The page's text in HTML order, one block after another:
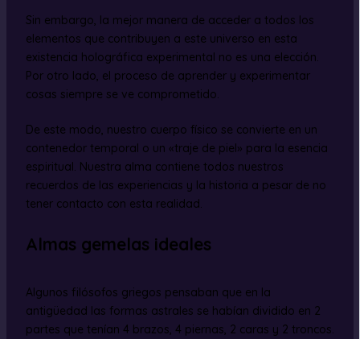
Sin embargo, la mejor manera de acceder a todos los
elementos que contribuyen a este universo en esta
existencia holográfica experimental no es una elección.
Por otro lado, el proceso de aprender y experimentar
cosas siempre se ve comprometido.
De este modo, nuestro cuerpo físico se convierte en un
contenedor temporal o un «traje de piel» para la esencia
espiritual. Nuestra alma contiene todos nuestros
recuerdos de las experiencias y la historia a pesar de no
tener contacto con esta realidad.
Almas gemelas ideales
Algunos filósofos griegos pensaban que en la
antigüedad las formas astrales se habían dividido en 2
partes que tenían 4 brazos, 4 piernas, 2 caras y 2 troncos.